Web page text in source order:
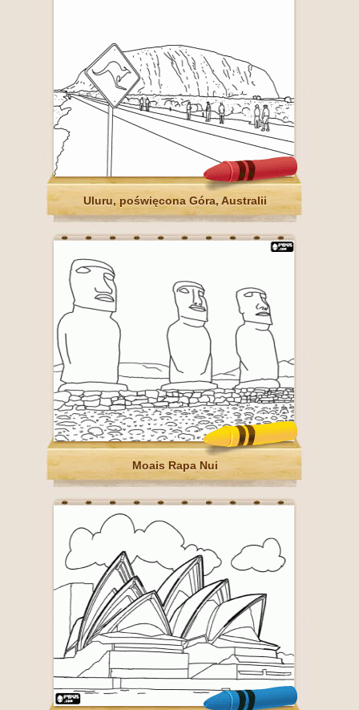
Uluru, poświęcona Góra, Australii
Moais Rapa Nui